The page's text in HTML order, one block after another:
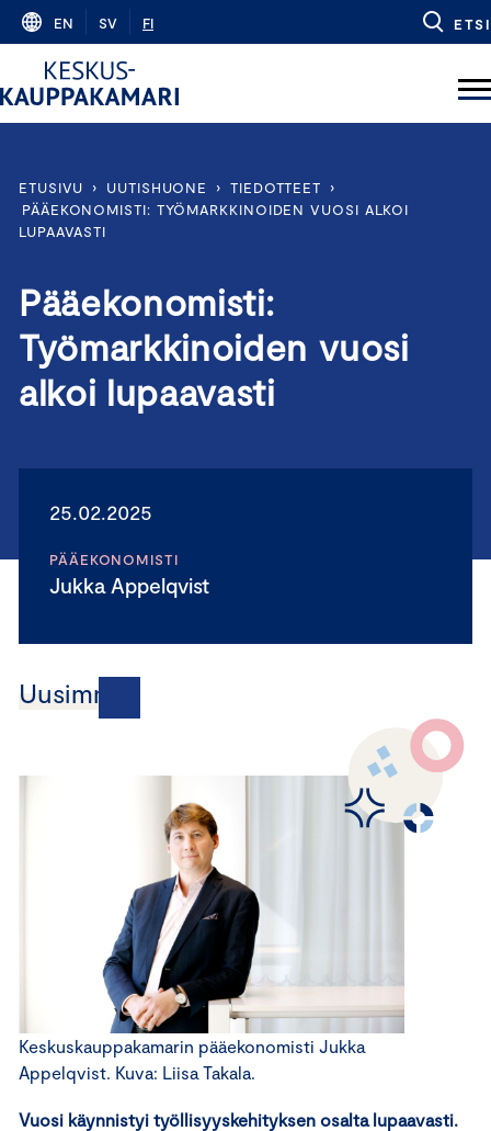
Skip
content
EN SV FI ETSI
ETUSIVU › UUTISHUONE › TIEDOTTEET
›
PÄÄEKONOMISTI: TYÖMARKKINOIDEN VUOSI ALKOI
LUPAAVASTI
Pääekonomisti:
Työmarkkinoiden vuosi
alkoi lupaavasti
25.02.2025
PÄÄEKONOMISTI
Jukka Appelqvist
Uusimmat
Keskuskauppakamarin pääekonomisti Jukka
Appelqvist. Kuva: Liisa Takala.
Vuosi käynnistyi työllisyyskehityksen osalta lupaavasti.